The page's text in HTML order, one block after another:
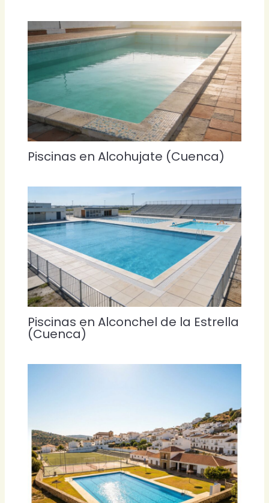
Piscinas en Alcohujate (Cuenca)
Piscinas en Alconchel de la Estrella
(Cuenca)